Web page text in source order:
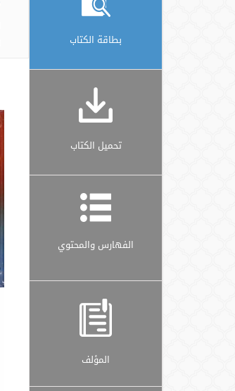
بطاقة الكتاب
تحميل الكتاب
الفهارس والمحتوي
المؤلف